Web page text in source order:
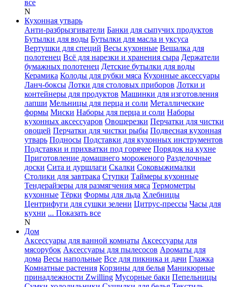
все
N
Кухонная утварь
Анти-разбрызгиватели Банки для сыпучих продуктов
Бутылки для воды Бутылки для масла и уксуса
Вертушки для специй Весы кухонные Вешалка для
полотенец Всё для нарезки и хранения сыра Держатели
бумажных полотенец Детские бутылки для воды
Керамика Колоды для рубки мяса Кухонные аксессуары
Ланч-боксы Лотки для столовых приборов Лотки и
контейнеры для продуктов Машинки для изготовления
лапши Мельницы для перца и соли Металлические
формы Миски Наборы для перца и соли Наборы
кухонных аксессуаров Овощерезки Перчатки для чистки
овощей Перчатки для чистки рыбы Подвесная кухонная
утварь Подносы Подставки для кухонных инструментов
Подставки и прихватки под горячее Порядок на кухне
Приготовление домашнего мороженого Разделочные
доски Сита и дуршлаги Скалки Соковыжималки
Столики для завтрака Ступки Таймеры кухонные
Тендерайзеры для размягчения мяса Термометры
кухонные Тёрки Формы для льда Хлебницы
Центрифуги для сушки зелени Цитрус-прессы Часы для
кухни ... Показать все
N
Дом
Аксессуары для ванной комнаты Аксессуары для
мясорубок Аксессуары для пылесосов Ароматы для
дома Весы напольные Все для пикника и дачи Глажка
Комнатные растения Корзины для белья Маникюрные
принадлежности Zwilling Мусорные баки Пепельницы